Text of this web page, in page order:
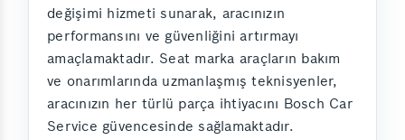
değişimi hizmeti sunarak, aracınızın
performansını ve güvenliğini artırmayı
amaçlamaktadır. Seat marka araçların bakım
ve onarımlarında uzmanlaşmış teknisyenler,
aracınızın her türlü parça ihtiyacını Bosch Car
Service güvencesinde sağlamaktadır.